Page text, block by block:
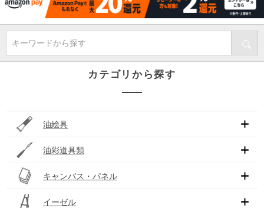
キーワードから探す
カテゴリから探す
油絵具
油彩道具類
キャンバス・パネル
イーゼル